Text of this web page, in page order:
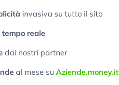
invasiva su tutto il sito
reale
dai nostri partner
al mese su Aziende.money.it